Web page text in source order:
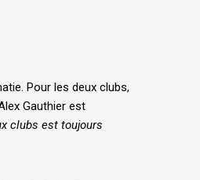
Pour les deux clubs,
Gauthier est
clubs est toujours